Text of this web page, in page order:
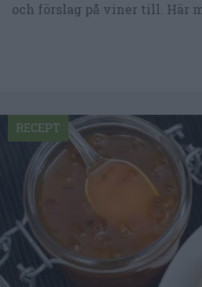
och förslag på viner till. Här
RECEPT